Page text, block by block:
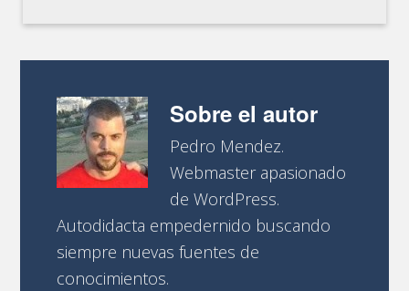
Sobre el autor
Pedro Mendez.
Webmaster apasionado
de WordPress.
Autodidacta empedernido buscando
siempre nuevas fuentes de
conocimientos.